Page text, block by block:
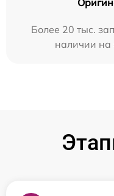
Более 20 тыс.
наличии на